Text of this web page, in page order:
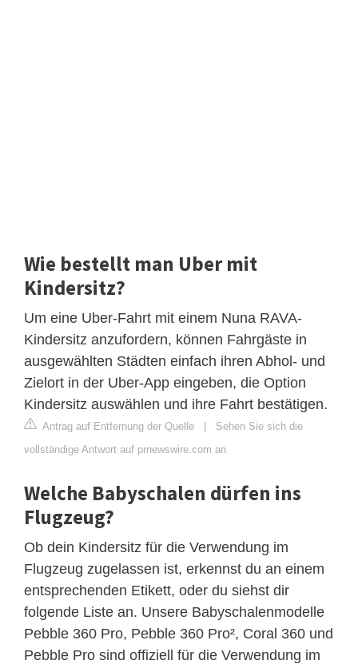
Wie bestellt man Uber mit
Kindersitz?
Um eine Uber-Fahrt mit einem Nuna RAVA-
Kindersitz anzufordern, können Fahrgäste in
ausgewählten Städten einfach ihren Abhol- und
Zielort in der Uber-App eingeben, die Option
Kindersitz auswählen und ihre Fahrt bestätigen.
Antrag auf Entfernung der Quelle | Sehen Sie sich die
vollständige Antwort auf prnewswire.com an
Welche Babyschalen dürfen ins
Flugzeug?
Ob dein Kindersitz für die Verwendung im
Flugzeug zugelassen ist, erkennst du an einem
entsprechenden Etikett, oder du siehst dir
folgende Liste an. Unsere Babyschalenmodelle
Pebble 360 Pro, Pebble 360 Pro², Coral 360 und
Pebble Pro sind offiziell für die Verwendung im